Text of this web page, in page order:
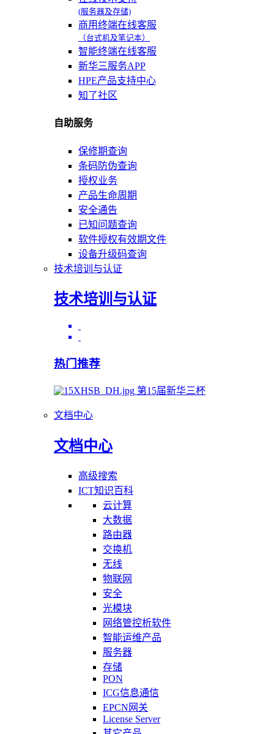
(服务器及存储)
商用终端在线客服
（台式机及笔记本）
智能终端在线客服
新华三服务APP
HPE产品支持中心
知了社区
自助服务
保修期查询
条码防伪查询
授权业务
产品生命周期
安全通告
已知问题查询
软件授权有效期文件
设备升级码查询
技术培训与认证
技术培训与认证
热门推荐
第15届新华三杯
文档中心
文档中心
高级搜索
ICT知识百科
云计算
大数据
路由器
交换机
无线
物联网
安全
光模块
网络管控析软件
智能运维产品
服务器
存储
PON
ICG信息通信
EPCN网关
License Server